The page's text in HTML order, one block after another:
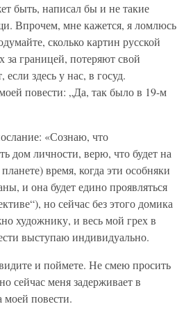
быть, написал бы и не такие
Впрочем, мне кажется, я ломлюсь
сколько картин русской
границей, потеряют свой
здесь у нас, в госуд.
повести: „Да, так было в 19-м
«Сознаю, что
дом личности, верю, что будет на
время, когда эти особняки
и она будет едино проявляться
но сейчас без этого домика
художнику, и весь мой грех в
выступаю индивидуально.
и поймете. Не смею просить
сейчас меня задерживает в
моей повести.